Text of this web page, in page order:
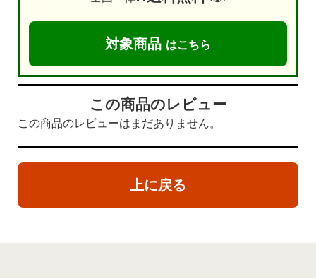
対象商品 はこちら
この商品のレビュー
この商品のレビューはまだありません。
上に戻る